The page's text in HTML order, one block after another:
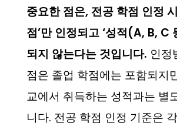
중요한 점은, 전공 학점 인정
점’만 인정되고 ‘성적(A, B, C
되지 않는다는 것입니다. 인정
점은 졸업 학점에는 포함되지
교에서 취득하는 성적과는 별
니다. 전공 학점 인정 기준은